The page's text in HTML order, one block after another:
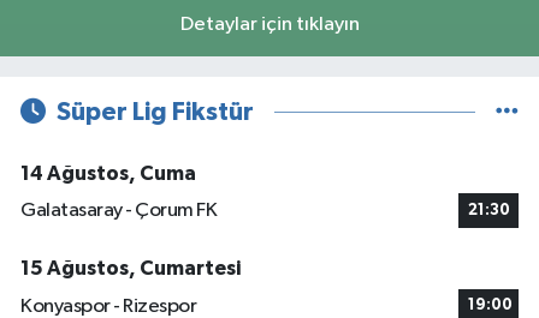
Detaylar için tıklayın
Süper Lig Fikstür
14 Ağustos, Cuma
Galatasaray - Çorum FK
21:30
15 Ağustos, Cumartesi
Konyaspor - Rizespor
19:00